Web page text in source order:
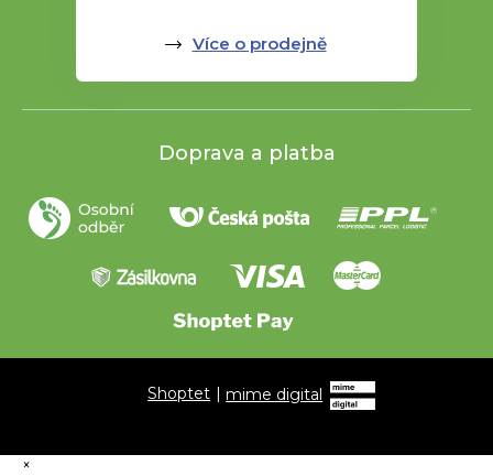
Více o prodejně
Doprava a platba
Shoptet |mime digital
×